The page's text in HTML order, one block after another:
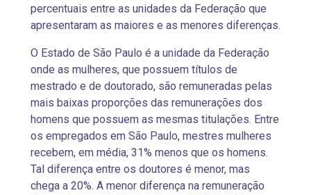
percentuais entre as unidades da Federação que
apresentaram as maiores e as menores diferenças.
O Estado de São Paulo é a unidade da Federação
onde as mulheres, que possuem títulos de
mestrado e de doutorado, são remuneradas pelas
mais baixas proporções das remunerações dos
homens que possuem as mesmas titulações. Entre
os empregados em São Paulo, mestres mulheres
recebem, em média, 31% menos que os homens.
Tal diferença entre os doutores é menor, mas
chega a 20%. A menor diferença na remuneração